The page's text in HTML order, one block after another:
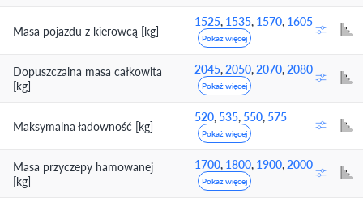
Masa pojazdu z kierowcą [kg]
1525, 1535, 1570, 1605
Pokaż więcej
Dopuszczalna masa całkowita
[kg]
2045,2050,2070,2080
Pokaż więcej
Maksymalna ładowność [kg]
520, 535, 550, 575
Pokaż więcej
Masa przyczepy hamowanej
[kg]
1700, 1800, 1900,2000
Pokaż więcej